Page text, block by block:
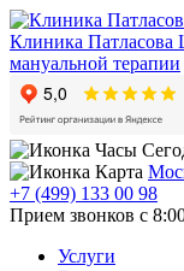
Клиника Патласова
мануальной терапии
+7 (499) 133 00 98
Прием звонков с
Услуги